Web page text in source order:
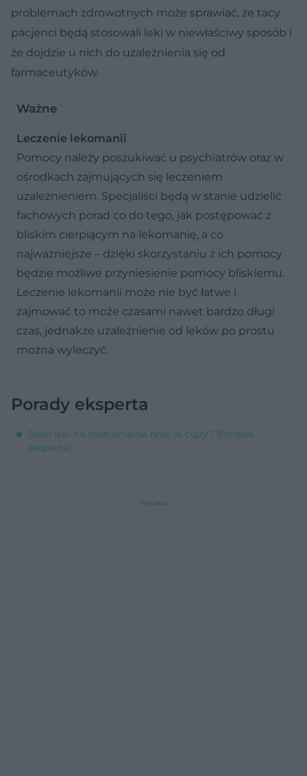
problemach zdrowotnych może sprawiać, że tacy
pacjenci będą stosowali leki w niewłaściwy sposób i
że dojdzie u nich do uzależnienia się od
farmaceutyków.
Ważne
Leczenie lekomanii
Pomocy należy poszukiwać u psychiatrów oraz w
ośrodkach zajmujących się leczeniem
uzależnieniem. Specjaliści będą w stanie udzielić
fachowych porad co do tego, jak postępować z
bliskim cierpiącym na lekomanię, a co
najważniejsze – dzięki skorzystaniu z ich pomocy
będzie możliwe przyniesienie pomocy bliskiemu.
Leczenie lekomanii może nie być łatwe i
zajmować to może czasami nawet bardzo długi
czas, jednakże uzależnienie od leków po prostu
można wyleczyć.
Porady eksperta
Jakie leki na nadciśnienie brać w ciąży? [Porada
eksperta]